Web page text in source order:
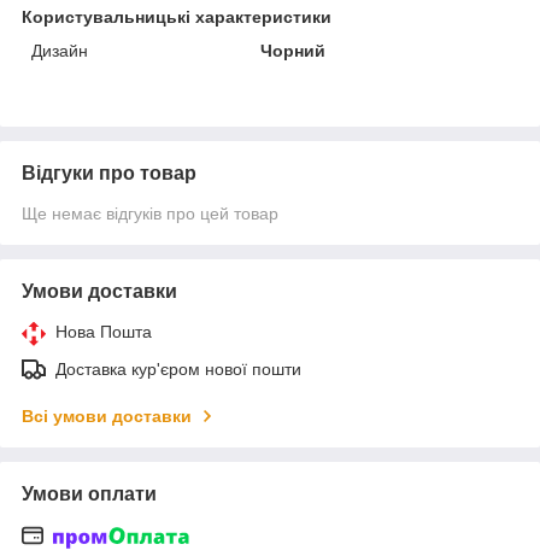
Користувальницькі характеристики
Дизайн
Чорний
Відгуки про товар
Ще немає відгуків про цей товар
Умови доставки
Нова Пошта
Доставка кур'єром нової пошти
Всі умови доставки
Умови оплати